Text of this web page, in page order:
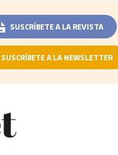
SUSCRÍBETE A LA REVISTA
SUSCRÍBETE A LA NEWSLETTER